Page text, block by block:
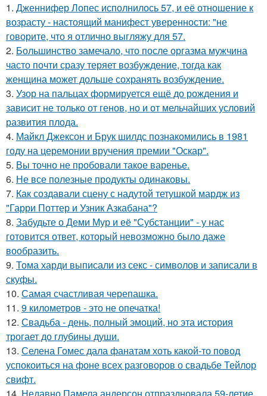
1. Дженнифер Лопес исполнилось 57, и её отношение к
возрасту - настоящий манифест уверенности: "не
говорите, что я отлично выгляжу для 57.
2. Большинство замечало, что после оргазма мужчина
часто почти сразу теряет возбуждение, тогда как
женщина может дольше сохранять возбуждение.
3. Узор на пальцах формируется ещё до рождения и
зависит не только от генов, но и от мельчайших условий
развития плода.
4. Майкл Джексон и Брук шилдс познакомились в 1981
году на церемонии вручения премии "Оскар".
5. Вы точно не пробовали такое варенье.
6. Не все полезные продукты одинаковы.
7. Как создавали сцену с надутой тетушкой мардж из
"Гарри Поттер и Узник Азкабана"?
8. Забудьте о Деми Мур и её "Субстанции" - у нас
готовится ответ, который невозможно было даже
вообразить.
9. Тома харди выписали из секс - символов и записали в
скуфы.
10. Самая счастливая черепашка.
11. 9 километров - это не опечатка!
12. Свадьба - день, полный эмоций, но эта история
трогает до глубины души.
13. Селена Гомес дала фанатам хоть какой-то повод
успокоиться на фоне всех разговоров о свадьбе Тейлор
свифт.